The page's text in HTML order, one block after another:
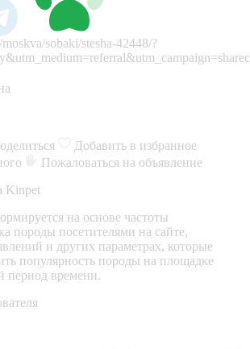
sobaki/stesha-42448/?
Добавить в избранное
Пожаловаться на объявление
Kinpet
на основе частоты
породы посетителями на сайте,
и других параметрах, которые
популярность породы на площадке
период времени.